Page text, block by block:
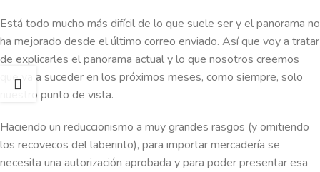
Está todo mucho más difícil de lo que suele ser y el panorama no
ha mejorado desde el último correo enviado. Así que voy a tratar
de explicarles el panorama actual y lo que nosotros creemos
que va a suceder en los próximos meses, como siempre, solo
nuestro punto de vista.
Haciendo un reduccionismo a muy grandes rasgos (y omitiendo
los recovecos del laberinto), para importar mercadería se
necesita una autorización aprobada y para poder presentar esa